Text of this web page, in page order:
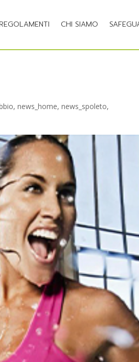
CHI SIAMO
,news_home,news_spoleto,